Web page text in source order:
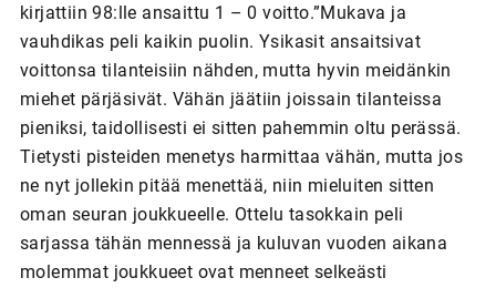
kirjattiin 98:lle ansaittu 1 – 0 voitto.”Mukava ja
vauhdikas peli kaikin puolin. Ysikasit ansaitsivat
voittonsa tilanteisiin nähden, mutta hyvin meidänkin
miehet pärjäsivät. Vähän jäätiin joissain tilanteissa
pieniksi, taidollisesti ei sitten pahemmin oltu perässä.
Tietysti pisteiden menetys harmittaa vähän, mutta jos
ne nyt jollekin pitää menettää, niin mieluiten sitten
oman seuran joukkueelle. Ottelu tasokkain peli
sarjassa tähän mennessä ja kuluvan vuoden aikana
molemmat joukkueet ovat menneet selkeästi